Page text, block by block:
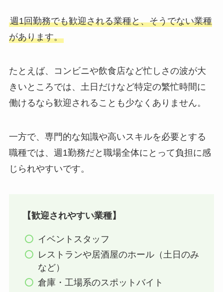
週1回勤務でも歓迎される業種と、そうでない業種
があります。
たとえば、コンビニや飲食店など忙しさの波が大
きいところでは、土日だけなど特定の繁忙時間に
働けるなら歓迎されることも少なくありません。
一方で、専門的な知識や高いスキルを必要とする
職種では、週1勤務だと職場全体にとって負担に感
じられやすいです。
【歓迎されやすい業種】
イベントスタッフ
レストランや居酒屋のホール（土日のみ
など）
倉庫・工場系のスポットバイト